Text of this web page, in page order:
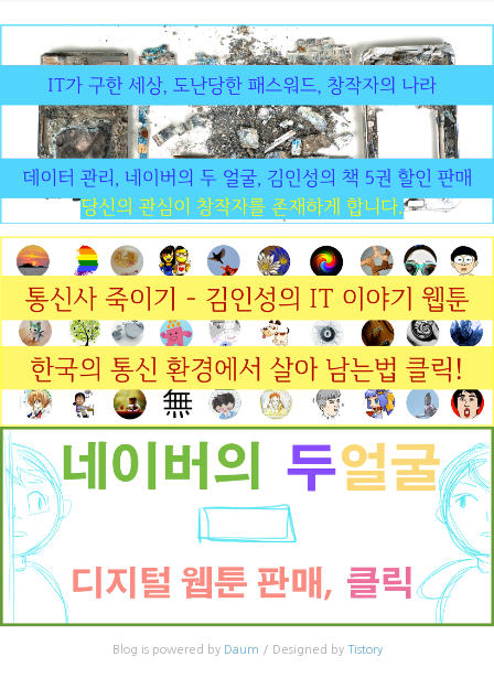
Blog is powered by Daum / Designed by Tistory